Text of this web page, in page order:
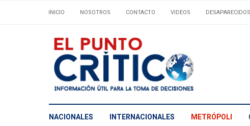
INICIO NOSOTROS CONTACTO VIDEOS DESAPARECIDOS
NACIONALES INTERNACIONALES METRÓPOLI